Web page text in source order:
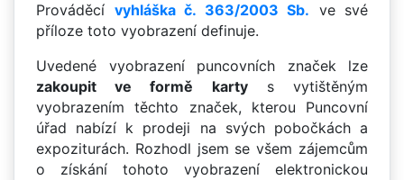
Prováděcí vyhláška č. 363/2003 Sb. ve své
příloze toto vyobrazení definuje.
Uvedené vyobrazení puncovních značek lze
zakoupit ve formě kartys vytištěným
vyobrazením těchto značek, kterou Puncovní
úřad nabízí k prodeji na svých pobočkách a
expoziturách. Rozhodl jsem se všem zájemcům
o získání tohoto vyobrazení elektronickou